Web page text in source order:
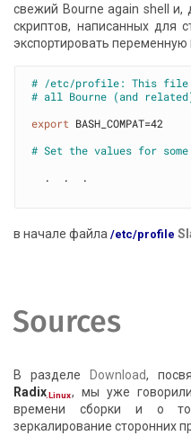
свежий Bourne again shell
и,
скриптов, написанных для
экспортировать переменную
# /etc/profile: This file
# all Bourne (and
export BASH_COMPAT=42
# Set the values for
  .  .  .
в начале файла/etc/profile
Sources
В разделе Download,
Radix.Linux, мы уже
времени сборки и о
зеркалирование сторонних